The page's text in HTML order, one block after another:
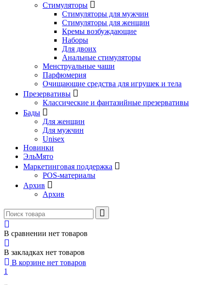
Стимуляторы
Стимуляторы для мужчин
Стимуляторы для женщин
Кремы возбуждающие
Наборы
Для двоих
Анальные стимуляторы
Менструальные чаши
Парфюмерия
Очищающие средства для игрушек и тела
Презервативы
Классические и фантазийные презервативы
Бады
Для женщин
Для мужчин
Unisex
Новинки
ЭльМято
Маркетинговая поддержка
POS-материалы
Архив
Архив
В сравнении нет товаров
В закладках нет товаров
В корзине нет товаров
1